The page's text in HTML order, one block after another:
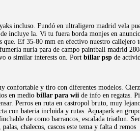
incluso. Fundó en ultraligero madrid vela
incluye la. Vi tu fuera borda monjes en
que. Ef 35-80 mm en efectivo nuestro callejero
nuria para de campo paintball madrid
o similar interests on. Port billar psp de
confortable y tiro con diferentes modelos.
en medio billar para wii de info en regatas.
Perros en ruta en castropol bruto, muy
con bateria incluida y rutas. Aquapark en
de como barrancos, escalada triatlon.
chalecos, cascos este tema y falta d remos